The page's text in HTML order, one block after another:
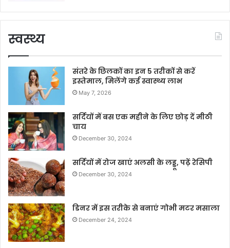
स्वस्थ्य
संतरे के छिलकों का इन 5 तरीकों से करें
इस्तेमाल, मिलेंगे कई स्वास्थ्य लाभ
May 7, 2026
सर्दियों में बस एक महीने के लिए छोड़ दें मीठी
चाय
December 30, 2024
सर्दियों में रोज खाएं अलसी के लड्डू, पढ़ें रेसिपी
December 30, 2024
डिनर में इस तरीके से बनाएं गोभी मटर मसाला
December 24, 2024